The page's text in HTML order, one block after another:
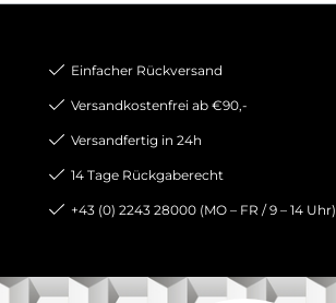
Einfacher Rückversand
Versandkostenfrei ab €90,-
Versandfertig in 24h
14 Tage Rückgaberecht
+43 (0) 2243 28000 (MO – FR / 9 – 14 Uhr)